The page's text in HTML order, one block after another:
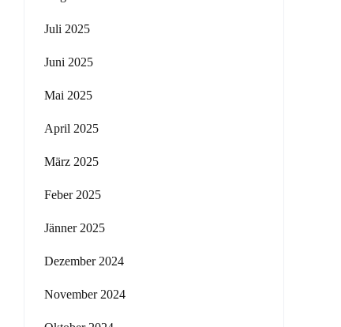
Juli 2025
Juni 2025
Mai 2025
April 2025
März 2025
Feber 2025
Jänner 2025
Dezember 2024
November 2024